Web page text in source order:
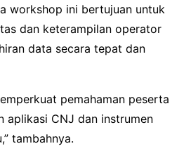
workshop ini bertujuan untuk
dan keterampilan operator
data secara tepat dan
pemahaman peserta
aplikasi CNJ dan instrumen
tambahnya.